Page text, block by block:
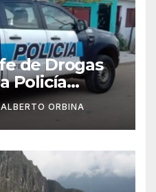
de Drogas
Policía
enfrenta
ALBERTO ORBINA